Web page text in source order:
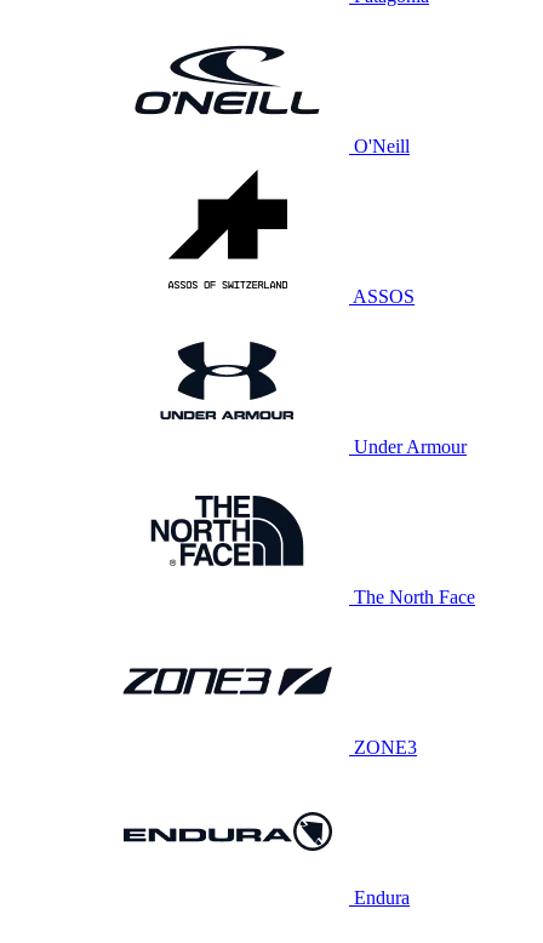
O'Neill
ASSOS
Under Armour
The North Face
ZONE3
Endura